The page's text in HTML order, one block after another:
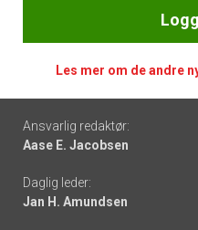
Les mer om de andre
Footer
-
links
Ansvarlig redaktør:
Aase E. Jacobsen
Daglig leder:
Jan H. Amundsen